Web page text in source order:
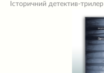
Історичний детектив-трилер